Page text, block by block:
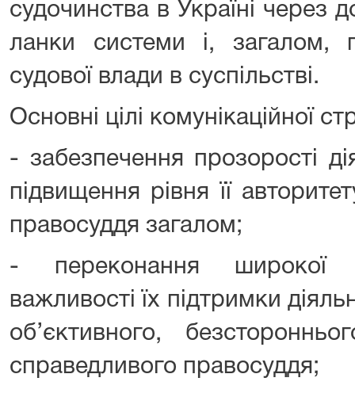
судочинства в Україні через
ланки системи і, загалом,
судової влади в суспільстві.
Основні цілі комунікаційної
- забезпечення прозорості
підвищення рівня її
правосуддя загалом;
- переконання широкої
важливості їх підтримки
об’єктивного,
справедливого правосуддя;